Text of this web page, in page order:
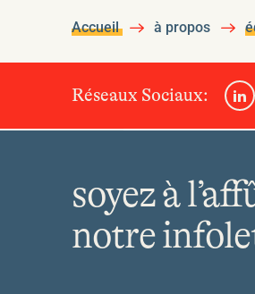
Accueil à propos
Réseaux Sociaux:
soyez à
notre